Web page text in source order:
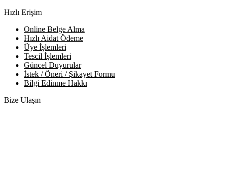
Hızlı Erişim
Online Belge Alma
Hızlı Aidat Ödeme
Üye İşlemleri
Tescil İşlemleri
Güncel Duyurular
İstek / Öneri / Şikayet Formu
Bilgi Edinme Hakkı
Bize Ulaşın